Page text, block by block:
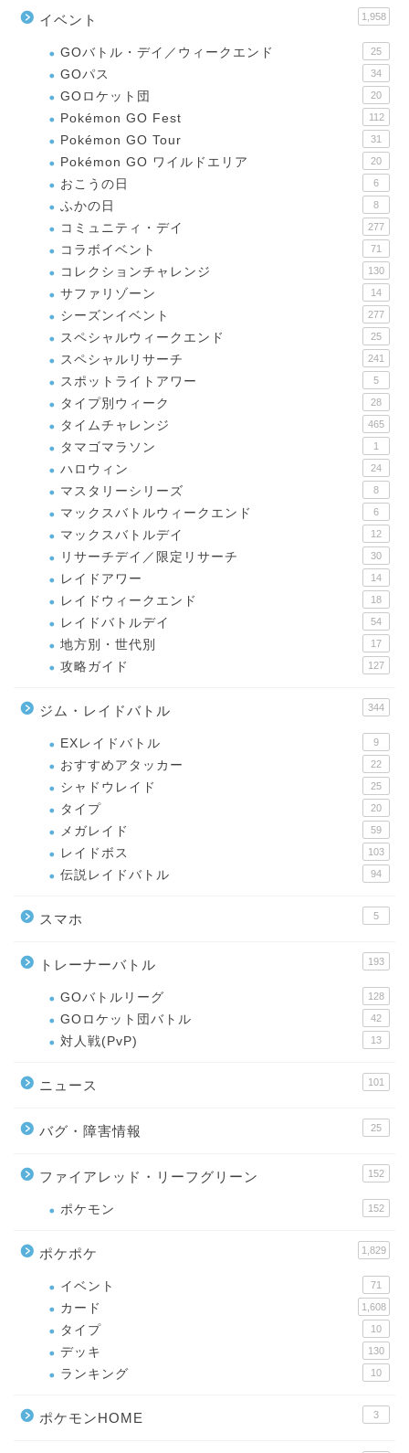
イベント 1,958
GOバトル・デイ／ウィークエンド 25
GOパス 34
GOロケット団 20
Pokémon GO Fest 112
Pokémon GO Tour 31
Pokémon GO ワイルドエリア 20
おこうの日 6
ふかの日 8
コミュニティ・デイ 277
コラボイベント 71
コレクションチャレンジ 130
サファリゾーン 14
シーズンイベント 277
スペシャルウィークエンド 25
スペシャルリサーチ 241
スポットライトアワー 5
タイプ別ウィーク 28
タイムチャレンジ 465
タマゴマラソン 1
ハロウィン 24
マスタリーシリーズ 8
マックスバトルウィークエンド 6
マックスバトルデイ 12
リサーチデイ／限定リサーチ 30
レイドアワー 14
レイドウィークエンド 18
レイドバトルデイ 54
地方別・世代別 17
攻略ガイド 127
ジム・レイドバトル 344
EXレイドバトル 9
おすすめアタッカー 22
シャドウレイド 25
タイプ 20
メガレイド 59
レイドボス 103
伝説レイドバトル 94
スマホ 5
トレーナーバトル 193
GOバトルリーグ 128
GOロケット団バトル 42
対人戦(PvP) 13
ニュース 101
バグ・障害情報 25
ファイアレッド・リーフグリーン 152
ポケモン 152
ポケポケ 1,829
イベント 71
カード 1,608
タイプ 10
デッキ 130
ランキング 10
ポケモンHOME 3